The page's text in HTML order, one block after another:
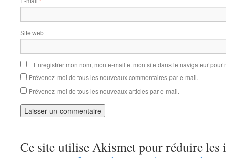
Site web
Enregistrer mon nom, mon e-mail et mon site dans le navigateur
Prévenez-moi de tous les nouveaux commentaires par e-mail.
Prévenez-moi de tous les nouveaux articles par e-mail.
Ce site utilise Akismet pour réduire les